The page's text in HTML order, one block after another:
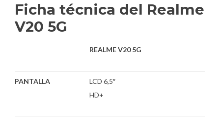
Ficha técnica del Realme
V20 5G
REALME V20 5G
PANTALLA
LCD 6,5″
HD+